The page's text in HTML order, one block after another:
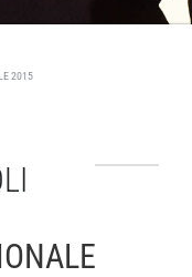
2015